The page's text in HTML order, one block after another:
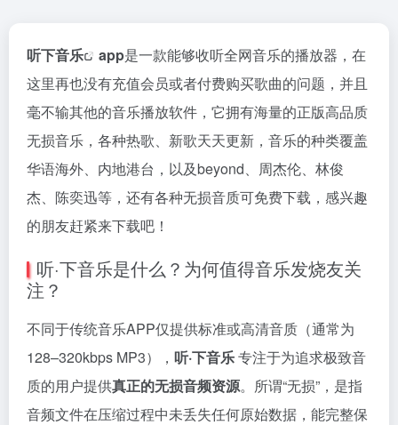
听下音乐 app是一款能够收听全网音乐的播放器，在
这里再也没有充值会员或者付费购买歌曲的问题，并且
毫不输其他的音乐播放软件，它拥有海量的正版高品质
无损音乐，各种热歌、新歌天天更新，音乐的种类覆盖
华语海外、内地港台，以及beyond、周杰伦、林俊
杰、陈奕迅等，还有各种无损音质可免费下载，感兴趣
的朋友赶紧来下载吧！
听·下音乐是什么？为何值得音乐发烧友关
注？
不同于传统音乐APP仅提供标准或高清音质（通常为
128–320kbps MP3）， 听·下音乐专注于为追求极致音
质的用户提供真正的无损音频资源。所谓“无损”，是指
音频文件在压缩过程中未丢失任何原始数据，能完整保